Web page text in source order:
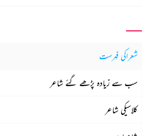
شعراکی فہرست
سب سے زیادہ پڑھے گئے شاعر
کلاسیکی شاعر